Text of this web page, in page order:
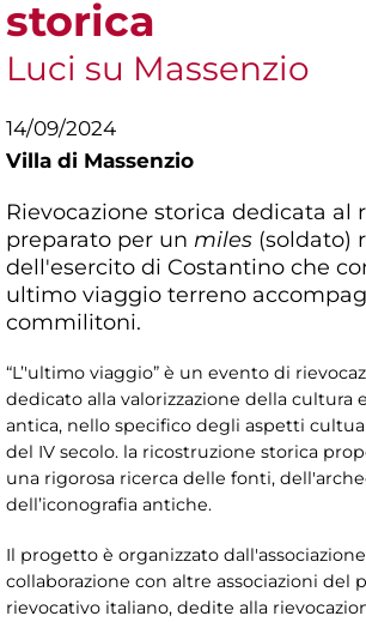
storica
Luci su Massenzio
14/09/2024
Villa di Massenzio
Rievocazione storica dedicata al
preparato per un miles (soldato)
dell'esercito di Costantino che
ultimo viaggio terreno
commilitoni.
“L’'ultimo viaggio” è un evento di
dedicato alla valorizzazione della cultura
antica, nello specifico degli aspetti
del IV secolo. la ricostruzione storica
una rigorosa ricerca delle fonti,
dell’iconografia antiche.
Il progetto è organizzato dall'associazione
collaborazione con altre associazioni del
rievocativo italiano, dedite alla